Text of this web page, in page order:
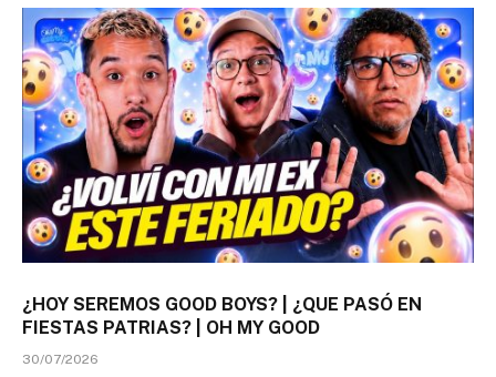
¿HOY SEREMOS GOOD BOYS? | ¿QUE PASÓ EN
FIESTAS PATRIAS? | OH MY GOOD
30/07/2026